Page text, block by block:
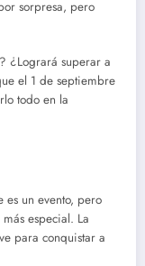
sorpresa, pero
¿Logrará superar a
el 1 de septiembre
todo en la
es un evento, pero
especial. La
para conquistar a